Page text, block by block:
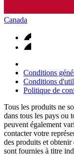
Canada
Conditions
Conditions
Politique de
Tous les produits ne
dans tous les pays ou
peuvent également
contacter votre
des produits et
sont fournies à titre